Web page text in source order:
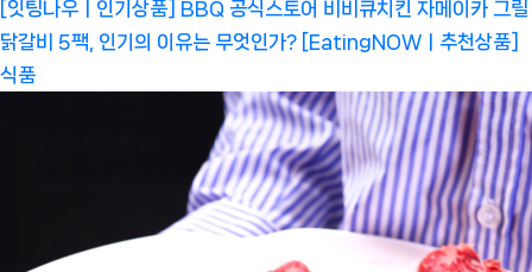
[잇팅나우ㅣ인기상품] BBQ 공식스토어 비비큐치킨 자메이카 그릴
닭갈비 5팩, 인기의 이유는 무엇인가? [EatingNOWㅣ추천상품]
식품